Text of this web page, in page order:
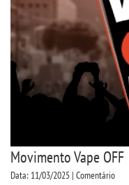
Movimento Vape OFF
Data: 11/03/2025 | Comentário